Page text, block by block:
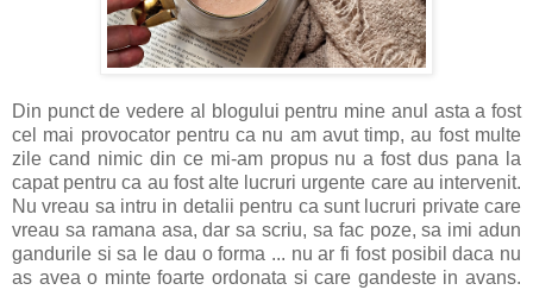
Din punct de vedere al blogului pentru mine anul asta a fost
cel mai provocator pentru ca nu am avut timp, au fost multe
zile cand nimic din ce mi-am propus nu a fost dus pana la
capat pentru ca au fost alte lucruri urgente care au intervenit.
Nu vreau sa intru in detalii pentru ca sunt lucruri private care
vreau sa ramana asa, dar sa scriu, sa fac poze, sa imi adun
gandurile si sa le dau o forma ... nu ar fi fost posibil daca nu
as avea o minte foarte ordonata si care gandeste in avans.